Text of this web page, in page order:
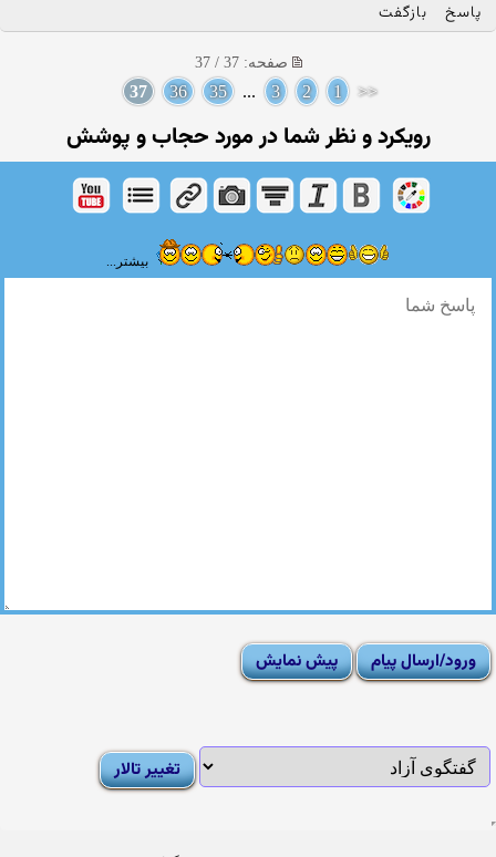
پاسخ بازگفت
صفحه: 37 / 37
<<
1
2
3
...
35
36
37
رویکرد و نظر شما در مورد حجاب و پوشش
بیشتر...